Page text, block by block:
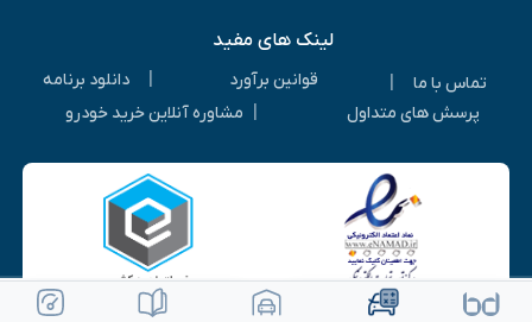
ویرایش خودرو ثبت آگهی رایگان
لینک های مفید
تماس با ما قوانین برآورد
دانلود برنامه
پرسش های متداول
مشاوره آنلاین خرید خودرو